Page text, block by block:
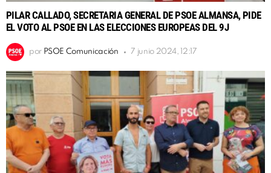
PILAR CALLADO, SECRETARIA GENERAL DE PSOE ALMANSA, PIDE
EL VOTO AL PSOE EN LAS ELECCIONES EUROPEAS DEL 9J
por PSOE Comunicación 7 junio 2024, 12:17